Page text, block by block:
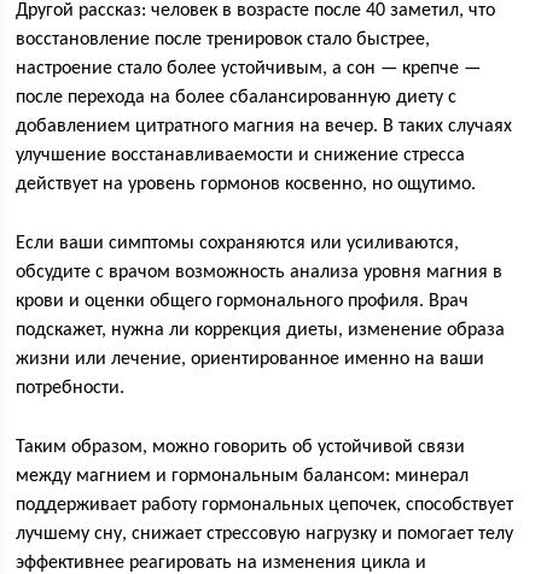
Другой рассказ: человек в возрасте после 40 заметил, что
восстановление после тренировок стало быстрее,
настроение стало более устойчивым, а сон — крепче —
после перехода на более сбалансированную диету с
добавлением цитратного магния на вечер. В таких случаях
улучшение восстанавливаемости и снижение стресса
действует на уровень гормонов косвенно, но ощутимо.
Если ваши симптомы сохраняются или усиливаются,
обсудите с врачом возможность анализа уровня магния в
крови и оценки общего гормонального профиля. Врач
подскажет, нужна ли коррекция диеты, изменение образа
жизни или лечение, ориентированное именно на ваши
потребности.
Таким образом, можно говорить об устойчивой связи
между магнием и гормональным балансом: минерал
поддерживает работу гормональных цепочек, способствует
лучшему сну, снижает стрессовую нагрузку и помогает телу
эффективнее реагировать на изменения цикла и